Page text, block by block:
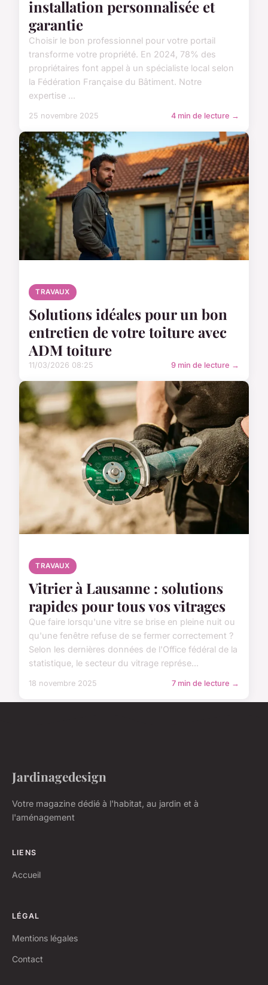
installation personnalisée et
garantie
Choisir le bon professionnel pour votre portail
transforme votre propriété. En 2024, 78% des
propriétaires font appel à un spécialiste local selon
la Fédération Française du Bâtiment. Notre
expertise ...
25 novembre 2025 4 min de lecture →
TRAVAUX
Solutions idéales pour un bon
entretien de votre toiture avec
ADM toiture
11/03/2026 08:25 9 min de lecture →
TRAVAUX
Vitrier à Lausanne : solutions
rapides pour tous vos vitrages
Que faire lorsqu'une vitre se brise en pleine nuit ou
qu'une fenêtre refuse de se fermer correctement ?
Selon les dernières données de l'Office fédéral de la
statistique, le secteur du vitrage représe...
18 novembre 2025 7 min de lecture →
Jardinagedesign
Votre magazine dédié à l'habitat, au jardin et à
l'aménagement
LIENS
Accueil
LÉGAL
Mentions légales
Contact